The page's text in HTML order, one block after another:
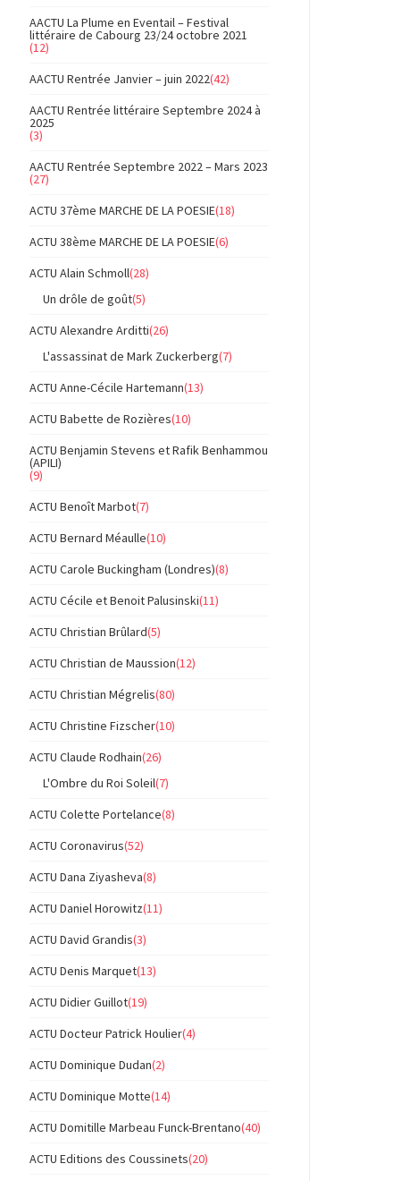
AACTU La Plume en Eventail – Festival
littéraire de Cabourg 23/24 octobre 2021
(12)
AACTU Rentrée Janvier – juin 2022(42)
AACTU Rentrée littéraire Septembre 2024 à
2025
(3)
AACTU Rentrée Septembre 2022 – Mars 2023
(27)
ACTU 37ème MARCHE DE LA POESIE(18)
ACTU 38ème MARCHE DE LA POESIE(6)
ACTU Alain Schmoll(28)
Un drôle de goût(5)
ACTU Alexandre Arditti(26)
L'assassinat de Mark Zuckerberg(7)
ACTU Anne-Cécile Hartemann(13)
ACTU Babette de Rozières(10)
ACTU Benjamin Stevens et Rafik Benhammou
(APILI)
(9)
ACTU Benoît Marbot(7)
ACTU Bernard Méaulle(10)
ACTU Carole Buckingham (Londres)(8)
ACTU Cécile et Benoit Palusinski(11)
ACTU Christian Brûlard(5)
ACTU Christian de Maussion(12)
ACTU Christian Mégrelis(80)
ACTU Christine Fizscher(10)
ACTU Claude Rodhain(26)
L'Ombre du Roi Soleil(7)
ACTU Colette Portelance(8)
ACTU Coronavirus(52)
ACTU Dana Ziyasheva(8)
ACTU Daniel Horowitz(11)
ACTU David Grandis(3)
ACTU Denis Marquet(13)
ACTU Didier Guillot(19)
ACTU Docteur Patrick Houlier(4)
ACTU Dominique Dudan(2)
ACTU Dominique Motte(14)
ACTU Domitille Marbeau Funck-Brentano(40)
ACTU Editions des Coussinets(20)